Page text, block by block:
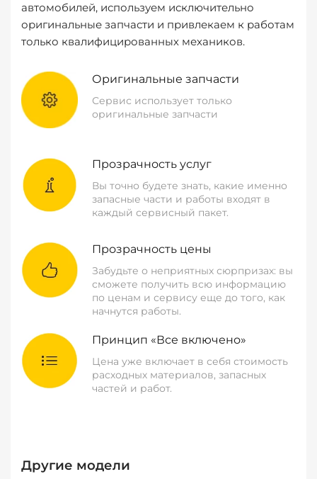
автомобилей, используем исключительно
оригинальные запчасти и привлекаем к работам
только квалифицированных механиков.
Оригинальные запчасти
Сервис использует только
оригинальные запчасти
Прозрачность услуг
Вы точно будете знать, какие именно
запасные части и работы входят в
каждый сервисный пакет.
Прозрачность цены
Забудьте о неприятных сюрпризах: вы
сможете получить всю информацию
по ценам и сервису еще до того, как
начнутся работы.
Принцип «Все включено»
Цена уже включает в себя стоимость
расходных материалов, запасных
частей и работ.
Другие модели